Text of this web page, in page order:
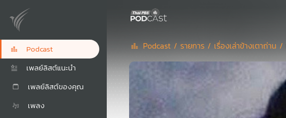
Podcast
เพลย์ลิสต์แนะนำ
เพลย์ลิสต์ของคุณ
เพลง
Podcast / รายการ / เรื่องเล่าข้างเตาถ่าน /